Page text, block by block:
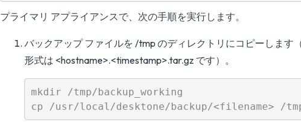
プライマリ アプライアンスで、次の手順を実行します。
バックアップ ファイルを /tmp のディレクトリにコピーします
形式は <hostname>.<timestamp>.tar.gz です）。
mkdir /tmp/backup_working